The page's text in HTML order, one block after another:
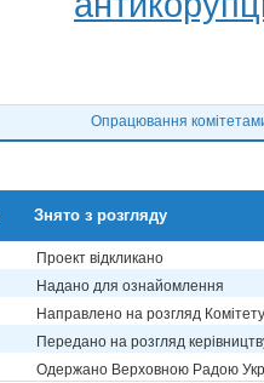
Опрацювання
Знято з розгляду
Проект відкликано
Надано для ознайомлення
Направлено на розгляд Комітету
Передано на розгляд
Одержано Верховною Радою